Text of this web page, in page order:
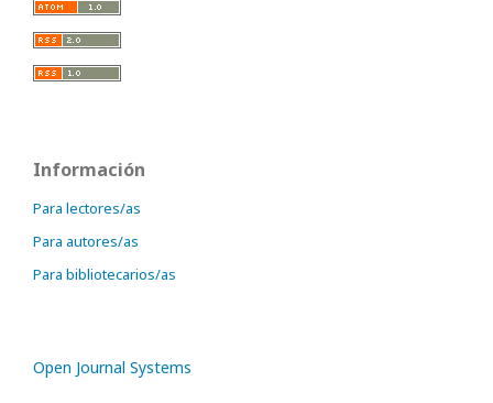
Información
Para lectores/as
Para autores/as
Para bibliotecarios/as
Open Journal Systems